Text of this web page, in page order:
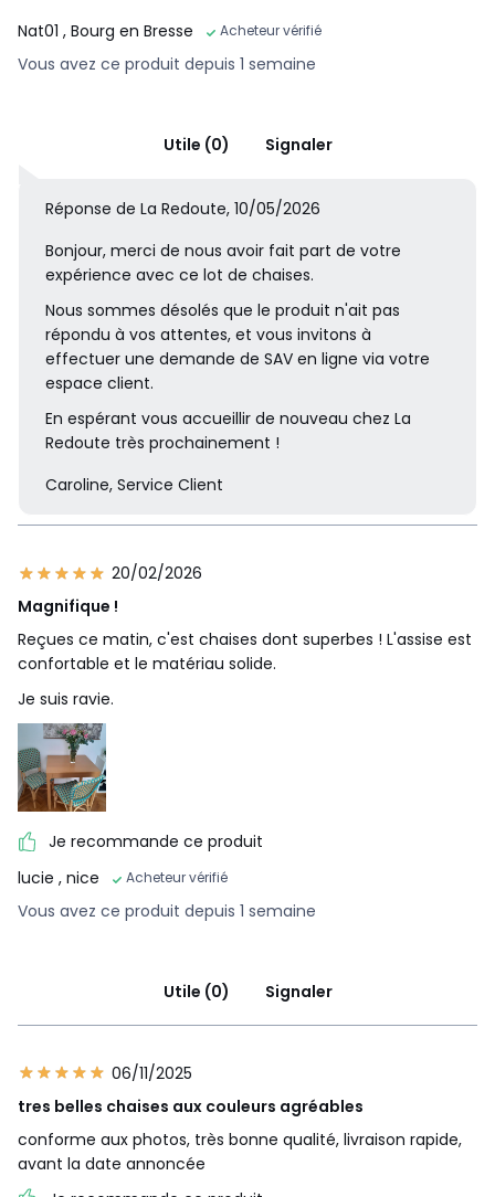
Nat01 , Bourg en Bresse Acheteur vérifié
Vous avez ce produit depuis 1 semaine
Utile (0) Signaler
Réponse de La Redoute, 10/05/2026
Bonjour, merci de nous avoir fait part de votre
expérience avec ce lot de chaises.
Nous sommes désolés que le produit n'ait pas
répondu à vos attentes, et vous invitons à
effectuer une demande de SAV en ligne via votre
espace client.
En espérant vous accueillir de nouveau chez La
Redoute très prochainement !
Caroline, Service Client
20/02/2026
Magnifique !
Reçues ce matin, c'est chaises dont superbes ! L'assise est
confortable et le matériau solide.
Je suis ravie.
Je recommande ce produit
lucie , nice Acheteur vérifié
Vous avez ce produit depuis 1 semaine
Utile (0) Signaler
06/11/2025
tres belles chaises aux couleurs agréables
conforme aux photos, très bonne qualité, livraison rapide,
avant la date annoncée